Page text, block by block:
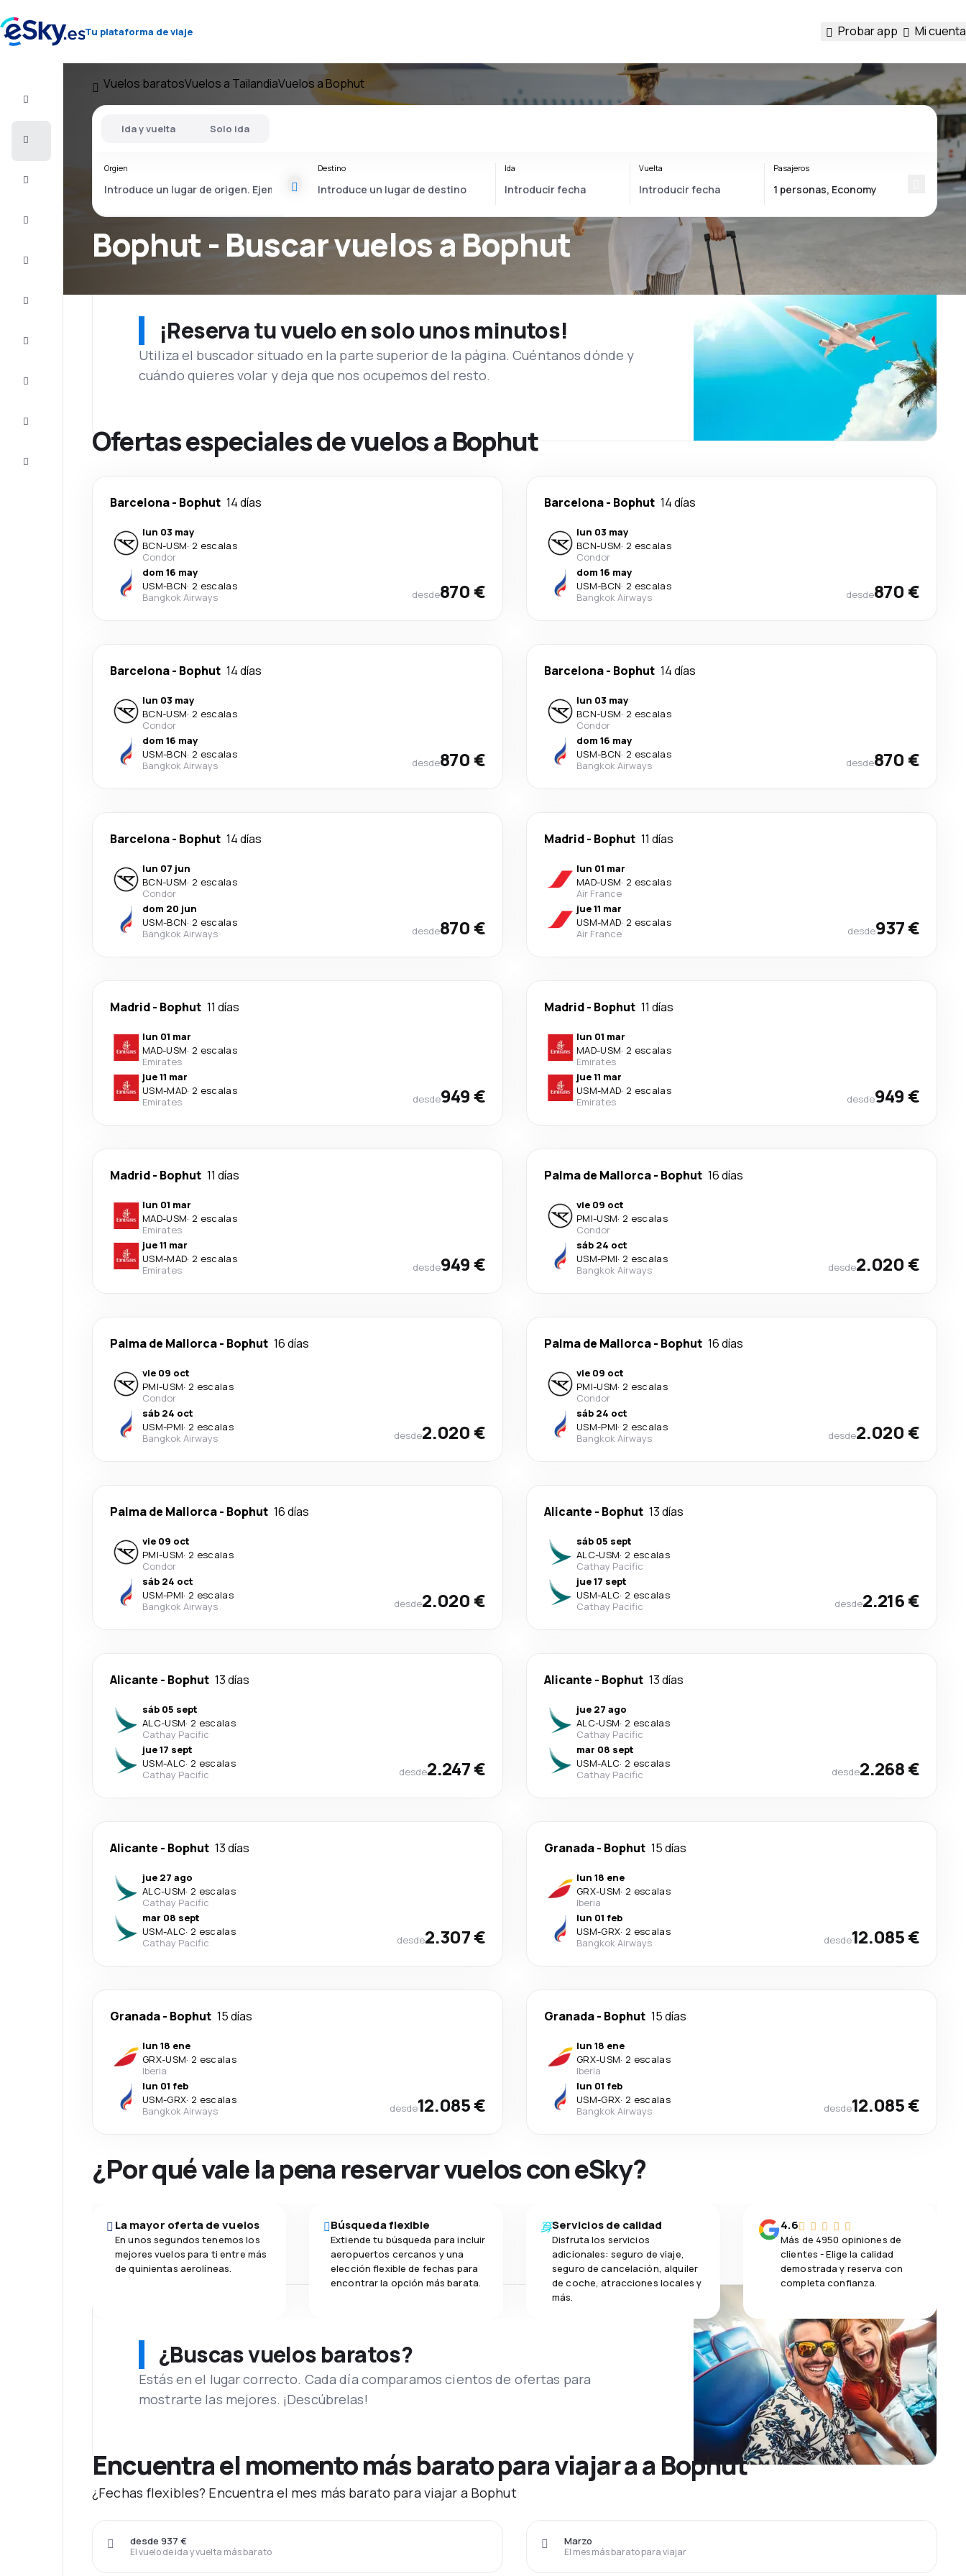
Tu plataforma de viaje Probar app Mi cuenta
Vuelos baratosVuelos a TailandiaVuelos a Bophut
Bophut - Buscar vuelos a Bophut
Ida y vuelta Solo ida
Orgien Destino Ida Vuelta Pasajeros
¡Reserva tu vuelo en solo unos minutos!
Utiliza el buscador situado en la parte superior de la página. Cuéntanos dónde y
cuándo quieres volar y deja que nos ocupemos del resto.
Ofertas especiales de vuelos a Bophut
Barcelona- Bophut 14 días
lun 03 may
BCN-USM· 2 escalas
Condor
dom 16 may
USM-BCN· 2 escalas
Bangkok Airways
desde870 €
Barcelona- Bophut 14 días
lun 03 may
BCN-USM· 2 escalas
Condor
dom 16 may
USM-BCN· 2 escalas
Bangkok Airways
desde870 €
Barcelona- Bophut 14 días
lun 03 may
BCN-USM· 2 escalas
Condor
dom 16 may
USM-BCN· 2 escalas
Bangkok Airways
desde870 €
Barcelona- Bophut 14 días
lun 03 may
BCN-USM· 2 escalas
Condor
dom 16 may
USM-BCN· 2 escalas
Bangkok Airways
desde870 €
Barcelona- Bophut 14 días
lun 07 jun
BCN-USM· 2 escalas
Condor
dom 20 jun
USM-BCN· 2 escalas
Bangkok Airways
desde870 €
Madrid- Bophut 11 días
lun 01 mar
MAD-USM· 2 escalas
Air France
jue 11 mar
USM-MAD· 2 escalas
Air France
desde937 €
Madrid- Bophut 11 días
lun 01 mar
MAD-USM· 2 escalas
Emirates
jue 11 mar
USM-MAD· 2 escalas
Emirates
desde949 €
Madrid- Bophut 11 días
lun 01 mar
MAD-USM· 2 escalas
Emirates
jue 11 mar
USM-MAD· 2 escalas
Emirates
desde949 €
Madrid- Bophut 11 días
lun 01 mar
MAD-USM· 2 escalas
Emirates
jue 11 mar
USM-MAD· 2 escalas
Emirates
desde949 €
Palma de Mallorca- Bophut 16 días
vie 09 oct
PMI-USM· 2 escalas
Condor
sáb 24 oct
USM-PMI· 2 escalas
Bangkok Airways
desde2.020 €
Palma de Mallorca- Bophut 16 días
vie 09 oct
PMI-USM· 2 escalas
Condor
sáb 24 oct
USM-PMI· 2 escalas
Bangkok Airways
desde2.020 €
Palma de Mallorca- Bophut 16 días
vie 09 oct
PMI-USM· 2 escalas
Condor
sáb 24 oct
USM-PMI· 2 escalas
Bangkok Airways
desde2.020 €
Palma de Mallorca- Bophut 16 días
vie 09 oct
PMI-USM· 2 escalas
Condor
sáb 24 oct
USM-PMI· 2 escalas
Bangkok Airways
desde2.020 €
Alicante - Bophut 13 días
sáb 05 sept
ALC-USM· 2 escalas
Cathay Pacific
jue 17 sept
USM-ALC· 2 escalas
Cathay Pacific
desde2.216 €
Alicante - Bophut 13 días
sáb 05 sept
ALC-USM· 2 escalas
Cathay Pacific
jue 17 sept
USM-ALC· 2 escalas
Cathay Pacific
desde2.247 €
Alicante - Bophut 13 días
jue 27 ago
ALC-USM· 2 escalas
Cathay Pacific
mar 08 sept
USM-ALC· 2 escalas
Cathay Pacific
desde2.268 €
Alicante - Bophut 13 días
jue 27 ago
ALC-USM· 2 escalas
Cathay Pacific
mar 08 sept
USM-ALC· 2 escalas
Cathay Pacific
desde2.307 €
Granada- Bophut 15 días
lun 18 ene
GRX-USM· 2 escalas
Iberia
lun 01 feb
USM-GRX· 2 escalas
Bangkok Airways
desde12.085 €
Granada- Bophut 15 días
lun 18 ene
GRX-USM· 2 escalas
Iberia
lun 01 feb
USM-GRX· 2 escalas
Bangkok Airways
desde12.085 €
Granada- Bophut 15 días
lun 18 ene
GRX-USM· 2 escalas
Iberia
lun 01 feb
USM-GRX· 2 escalas
Bangkok Airways
desde12.085 €
¿Por qué vale la pena reservar vuelos con eSky?
La mayor oferta de vuelos
En unos segundos tenemos los
mejores vuelos para ti entre más
de quinientas aerolíneas.
Búsqueda flexible
Extiende tu búsqueda para incluir
aeropuertos cercanos y una
elección flexible de fechas para
encontrar la opción más barata.
Servicios de calidad
Disfruta los servicios
adicionales: seguro de viaje,
seguro de cancelación, alquiler
de coche, atracciones locales y
más.
4.6
Más de 4950 opiniones de
clientes - Elige la calidad
demostrada y reserva con
completa confianza.
¿Buscas vuelos baratos?
Estás en el lugar correcto. Cada día comparamos cientos de ofertas para
mostrarte las mejores. ¡Descúbrelas!
Encuentra el momento más barato para viajar a a Bophut
¿Fechas flexibles? Encuentra el mes más barato para viajar a Bophut
El vuelo de ida y vuelta más barato
desde 937 €
El mes más barato para viajar
Marzo